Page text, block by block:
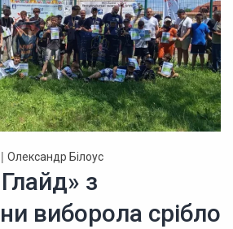
Олександр Білоус
з
виборола срібло